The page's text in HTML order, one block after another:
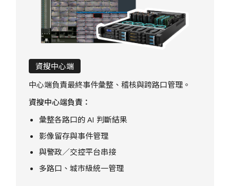
資搜中心端
中心端負責最終事件彙整、稽核與跨路口管理。
資搜中心端負責：
彙整各路口的 AI 判斷結果
影像留存與事件管理
與警政／交控平台串接
多路口、城市級統一管理